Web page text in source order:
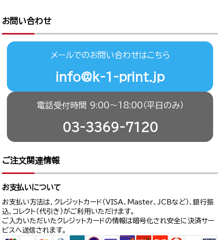
お問い合わせ
メールでのお問い合わせはこちら
info@k-1-print.jp
電話受付時間 9:00〜18:00（平日のみ）
03-3369-7120
ご注文関連情報
お支払いについて
お支払い方法は、クレジットカード（VISA、Master、JCBなど）、銀行振
込、コレクト（代引き）がご利用いただけます。
ご入力いただいたクレジットカードの情報は暗号化され安全に決済サー
ビスへ送信されます。